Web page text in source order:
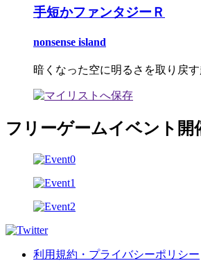
手短かファンタジーＲ
nonsense island
暗くなった空に明るさを取り戻す
フリーゲームイベント開
利用規約・プライバシーポリシー